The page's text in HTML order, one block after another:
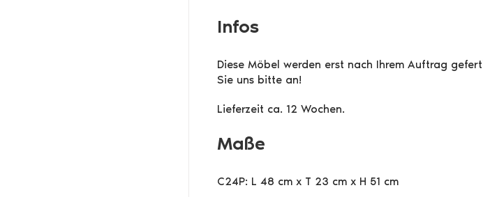
Infos
Diese Möbel werden erst nach Ihrem Auftrag
Sie uns bitte an!
Lieferzeit ca. 12 Wochen.
Maße
C24P: L 48 cm x T 23 cm x H 51 cm